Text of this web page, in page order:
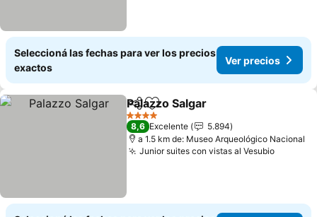
Seleccioná las fechas para ver los precios
exactos
Ver precios
CompartirAñadir a favoritos
Palazzo Salgar
4 Estrellas
8,6 Excelente
5.894
a 1.5 km de: Museo Arqueológico Nacional
Junior suites con vistas al VesubioVer